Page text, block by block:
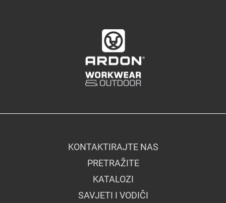
KONTAKTIRAJTE NAS
PRETRAŽITE
KATALOZI
SAVJETI I VODIČI